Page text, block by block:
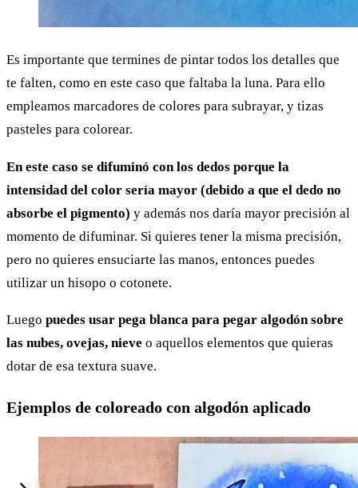
Es importante que termines de pintar todos los detalles que
te falten, como en este caso que faltaba la luna. Para ello
empleamos marcadores de colores para subrayar, y tizas
pasteles para colorear.
En este caso se difuminó con los dedos porque la
intensidad del color sería mayor (debido a que el dedo no
absorbe el pigmento) y además nos daría mayor precisión al
momento de difuminar. Si quieres tener la misma precisión,
pero no quieres ensuciarte las manos, entonces puedes
utilizar un hisopo o cotonete.
Luego puedes usar pega blanca para pegar algodón sobre
las nubes, ovejas, nieve o aquellos elementos que quieras
dotar de esa textura suave.
Ejemplos de coloreado con algodón aplicado